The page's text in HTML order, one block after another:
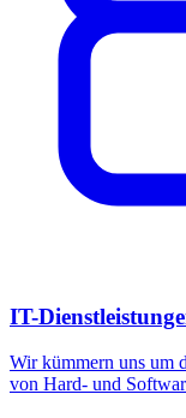
IT-
Wir kümmern uns um
von Hard- und